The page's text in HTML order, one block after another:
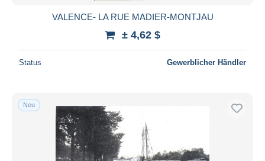
VALENCE- LA RUE MADIER-MONTJAU
± 4,62 $
Status Gewerblicher Händler
Neu